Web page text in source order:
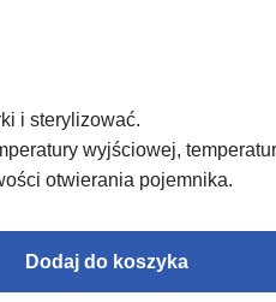
i sterylizować.
wyjściowej,
otwierania pojemnika.
Dodaj do koszyka